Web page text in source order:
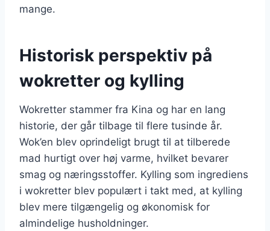
mange.
Historisk perspektiv på
wokretter og kylling
Wokretter stammer fra Kina og har en lang
historie, der går tilbage til flere tusinde år.
Wok’en blev oprindeligt brugt til at tilberede
mad hurtigt over høj varme, hvilket bevarer
smag og næringsstoffer. Kylling som ingrediens
i wokretter blev populært i takt med, at kylling
blev mere tilgængelig og økonomisk for
almindelige husholdninger.